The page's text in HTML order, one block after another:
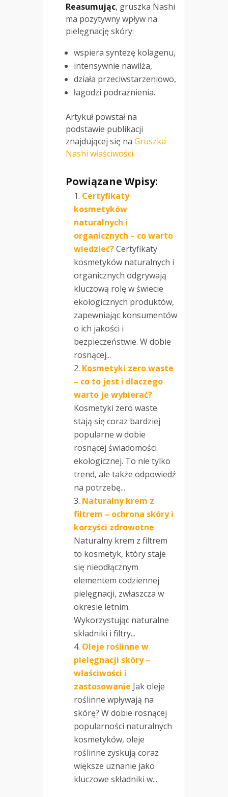
Reasumując, gruszka Nashi
ma pozytywny wpływ na
pielęgnację skóry:
wspiera syntezę kolagenu,
intensywnie nawilża,
działa przeciwstarzeniowo,
łagodzi podrażnienia.
Artykuł powstał na
podstawie publikacji
znajdującej się na Gruszka
Nashi właściwości.
Powiązane Wpisy:
Certyfikaty
kosmetyków
naturalnych i
organicznych – co warto
wiedzieć?Certyfikaty
kosmetyków naturalnych i
organicznych odgrywają
kluczową rolę w świecie
ekologicznych produktów,
zapewniając konsumentów
o ich jakości i
bezpieczeństwie. W dobie
rosnącej...
Kosmetyki zero waste
– co to jest i dlaczego
warto je wybierać?
Kosmetyki zero waste
stają się coraz bardziej
popularne w dobie
rosnącej świadomości
ekologicznej. To nie tylko
trend, ale także odpowiedź
na potrzebę...
Naturalny krem z
filtrem – ochrona skóry i
korzyści zdrowotne
Naturalny krem z filtrem
to kosmetyk, który staje
się nieodłącznym
elementem codziennej
pielęgnacji, zwłaszcza w
okresie letnim.
Wykorzystując naturalne
składniki i filtry...
Oleje roślinne w
pielęgnacji skóry –
właściwości i
zastosowanie Jak oleje
roślinne wpływają na
skórę? W dobie rosnącej
popularności naturalnych
kosmetyków, oleje
roślinne zyskują coraz
większe uznanie jako
kluczowe składniki w...